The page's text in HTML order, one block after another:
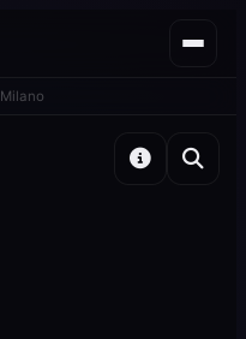
Milano